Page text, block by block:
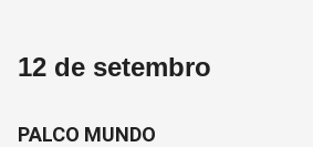
12 de setembro
PALCO MUNDO